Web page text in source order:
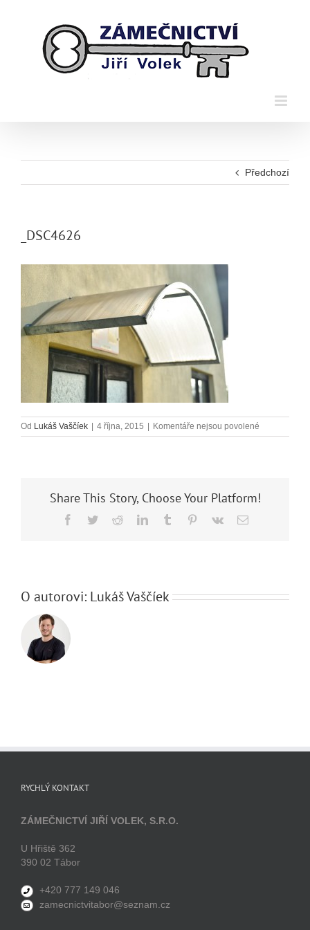
Předchozí
_DSC4626
Od Lukáš Vaščíek 4 října, 2015 Komentáře nejsou povolené
textu
Share This Story, Choose Your Platform!
Facebook
TwitterRedditLinkedInTumblr Pinterest
Vk
E-
O autorovi: Lukáš Vaščíek
RYCHLÝ KONTAKT
ZÁMEČNICTVÍ JIŘÍ VOLEK, S.R.O.
U Hřiště 362
390 02 Tábor
+420 777 149 046
zamecnictvitabor@seznam.cz